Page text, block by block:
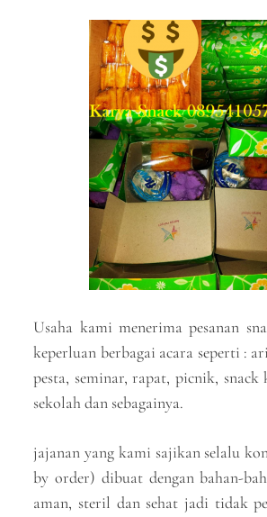
Usaha kami menerima pesanan
keperluan berbagai acara seperti :
pesta, seminar, rapat, picnik, snack
sekolah dan sebagainya.
jajanan yang kami sajikan selalu
by order) dibuat dengan bahan-
aman, steril dan sehat jadi tidak